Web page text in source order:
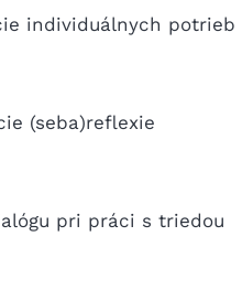
individuálnych potrieb
(seba)reflexie
pri práci s triedou